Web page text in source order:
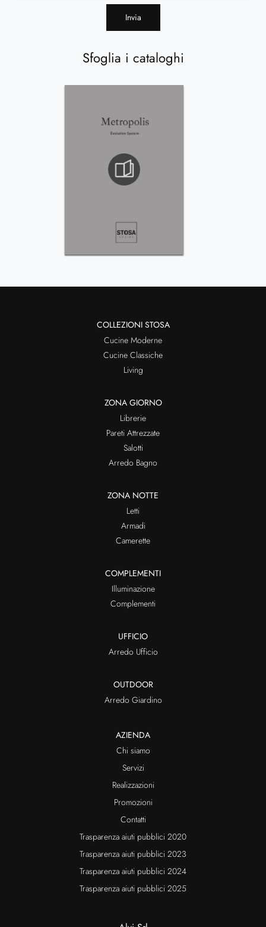
Sfoglia i cataloghi
Invia
COLLEZIONI STOSA
Cucine Moderne
Cucine Classiche
Living
ZONA GIORNO
Librerie
Pareti Attrezzate
Salotti
Arredo Bagno
ZONA NOTTE
Letti
Armadi
Camerette
COMPLEMENTI
Illuminazione
Complementi
UFFICIO
Arredo Ufficio
OUTDOOR
Arredo Giardino
AZIENDA
Chi siamo
Servizi
Realizzazioni
Promozioni
Contatti
Trasparenza aiuti pubblici 2020
Trasparenza aiuti pubblici 2023
Trasparenza aiuti pubblici 2024
Trasparenza aiuti pubblici 2025